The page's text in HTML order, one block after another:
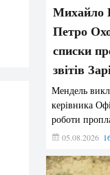
Михайло
Петро
списки
звітів
Мендель
керівника
роботи
05.08.2026